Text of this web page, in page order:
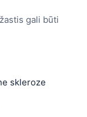
gali būti
skleroze